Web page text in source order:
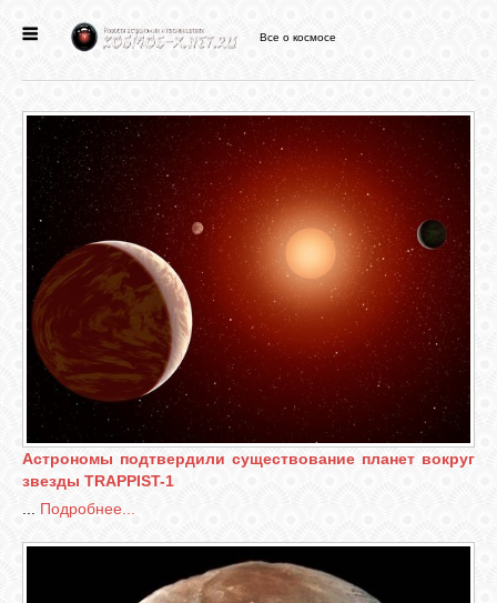
НОВОСТИ
ФОРУМ
СТАТЬИ
ФАЙЛЫ
ВИДЕО
ФОТО
СВЯЗЬ
Все о космосе
Астрономы подтвердили существование планет вокруг
звезды TRAPPIST-1
Подробнее...